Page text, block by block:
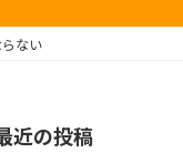
ない
近の投稿